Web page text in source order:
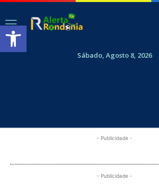
Sábado, Agosto 8, 2026
- Publicidade -
- Publicidade -
Abrir a barra de ferramentas